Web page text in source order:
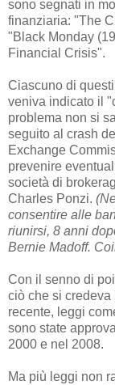
sono segnati in
finanziaria: "The
"Black Monday
Financial Crisis".
Ciascuno di
veniva indicato il
problema non si
seguito al crash
Exchange
prevenire
società di
Charles Ponzi.
consentire alle
riunirsi, 8 anni
Bernie Madoff.
Con il senno di
ciò che si
recente, leggi
sono state
2000 e nel 2008.
Ma più leggi non